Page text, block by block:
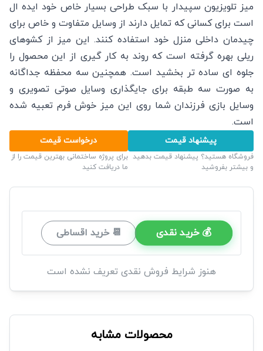
میز تلویزیون سپیدار با سبک طراحی بسیار خاص خود ایده ال
است برای کسانی که تمایل دارند از وسایل متفاوت و خاص برای
چیدمان داخلی منزل خود استفاده کنند. این میز از کشوهای
ریلی بهره گرفته است که روند به کار گیری از این محصول را
جلوه ای ساده تر بخشید است. همچنین سه محفظه جداگانه
به صورت سه طبقه برای جایگذاری وسایل صوتی تصویری و
وسایل بازی فرزندان شما روی این میز خوش فرم تعبیه شده
است.
پیشنهاد قیمت
فروشگاه هستید؟ پیشنهاد قیمت بدهید
و بیشتر بفروشید
درخواست قیمت
برای پروژه ساختمانی بهترین قیمت را از
ما دریافت کنید
💰 خرید نقدی 📆 خرید اقساطی
هنوز شرایط فروش نقدی تعریف نشده است
محصولات مشابه